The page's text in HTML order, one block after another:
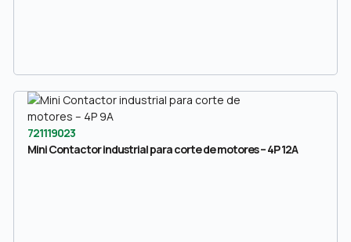
721119023
Mini Contactor industrial para corte de motores – 4P 12A